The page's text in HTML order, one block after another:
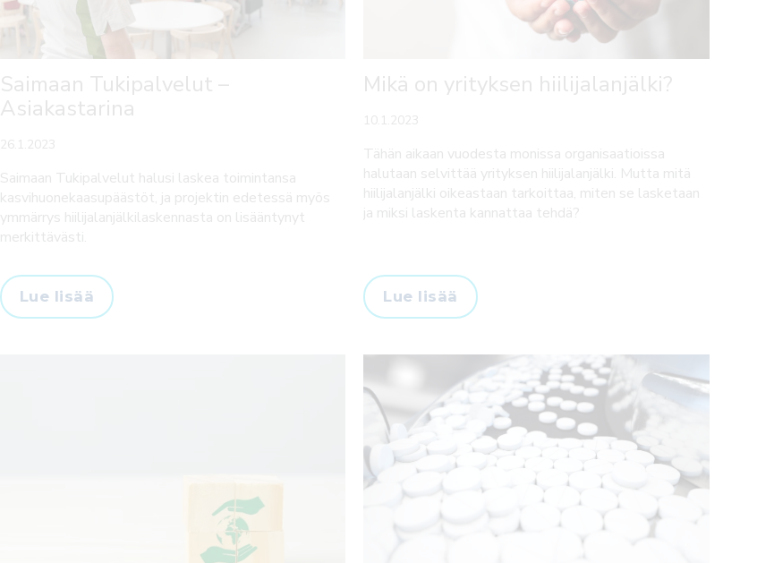
Saimaan Tukipalvelut –
Asiakastarina
26.1.2023
Saimaan Tukipalvelut halusi laskea toimintansa
kasvihuonekaasupäästöt, ja projektin edetessä myös
ymmärrys hiilijalanjälkilaskennasta on lisääntynyt
merkittävästi.
Lue lisää
Mikä on yrityksen hiilijalanjälki?
10.1.2023
Tähän aikaan vuodesta monissa organisaatioissa
halutaan selvittää yrityksen hiilijalanjälki. Mutta mitä
hiilijalanjälki oikeastaan tarkoittaa, miten se lasketaan
ja miksi laskenta kannattaa tehdä?
Lue lisää